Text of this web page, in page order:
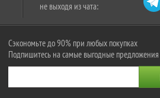
не выходя из чата:
Сэкономьте до 90% при любых покупках
Подпишитесь на самые выгодные предложения